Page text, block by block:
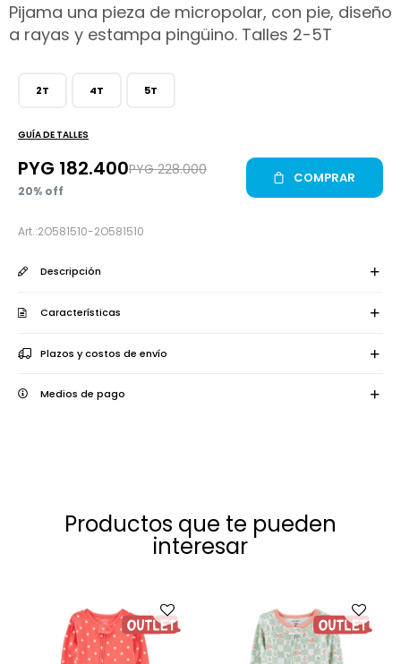
Pijama una pieza de micropolar, con pie, diseño
a rayas y estampa pingüino. Talles 2-5T
2O581510-2O581510
2T 4T 5T
GUÍA DE TALLES
PYG 182.400PYG 228.000
20
COMPRAR
Descripción
Características
Plazos y costos de envío
Medios de pago
Productos que te pueden
interesar